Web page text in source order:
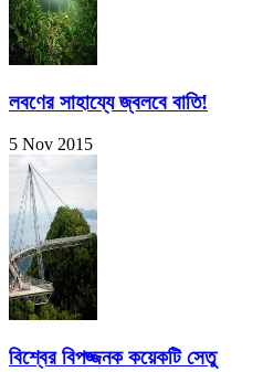
লবণের সাহায্যে জ্বলবে বাতি!
5 Nov 2015
বিশ্বের বিপজ্জনক কয়েকটি সেতু